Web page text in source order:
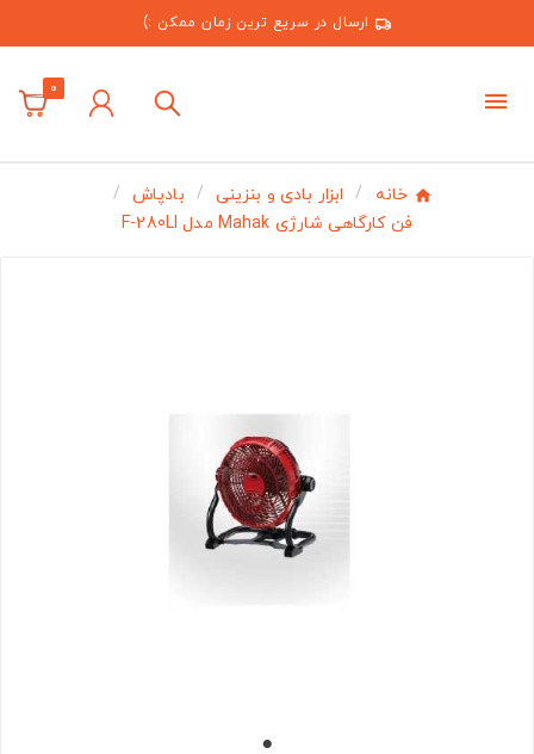
ارسال در سریع ترین زمان ممکن :)
0
خانه ابزار بادی و بنزینی
بادپاش
فن کارگاهی شارژی Mahak مدل F-280LI